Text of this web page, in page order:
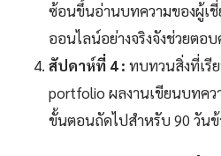
ซ้อนขึ้นอ่านบทความของผู้เ
ออนไลน์อย่างจริงจังช่วยตอ
สัปดาห์ที่ 4 : ทบทวนสิ่งที่เรี
portfolio ผลงานเขียนบทคว
ขั้นตอนถัดไปสำหรับ 90 วันข้